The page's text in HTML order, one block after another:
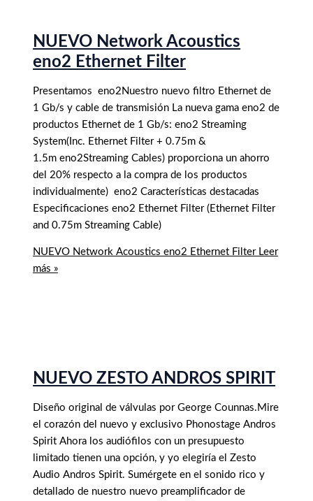
NUEVO Network Acoustics
eno2 Ethernet Filter
Presentamos eno2Nuestro nuevo filtro Ethernet de
1 Gb/s y cable de transmisión La nueva gama eno2 de
productos Ethernet de 1 Gb/s: eno2 Streaming
System(Inc. Ethernet Filter + 0.75m &
1.5m eno2Streaming Cables) proporciona un ahorro
del 20% respecto a la compra de los productos
individualmente) eno2 Características destacadas
Especificaciones eno2 Ethernet Filter (Ethernet Filter
and 0.75m Streaming Cable)
NUEVO Network Acoustics eno2 Ethernet FilterLeer
más »
NUEVO ZESTO ANDROS SPIRIT
Diseño original de válvulas por George Counnas.Mire
el corazón del nuevo y exclusivo Phonostage Andros
Spirit Ahora los audiófilos con un presupuesto
limitado tienen una opción, y yo elegiría el Zesto
Audio Andros Spirit. Sumérgete en el sonido rico y
detallado de nuestro nuevo preamplificador de